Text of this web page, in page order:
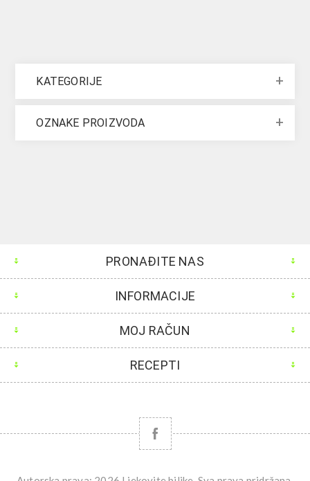
KATEGORIJE
OZNAKE PROIZVODA
PRONAĐITE NAS
INFORMACIJE
MOJ RAČUN
RECEPTI